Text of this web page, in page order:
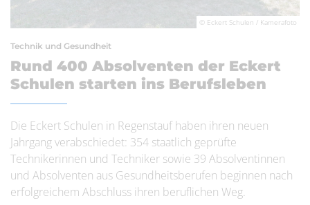
© Eckert Schulen / Kamerafoto
Technik und Gesundheit
Rund 400 Absolventen der Eckert
Schulen starten ins Berufsleben
Die Eckert Schulen in Regenstauf haben ihren neuen
Jahrgang verabschiedet: 354 staatlich geprüfte
Technikerinnen und Techniker sowie 39 Absolventinnen
und Absolventen aus Gesundheitsberufen beginnen nach
erfolgreichem Abschluss ihren beruflichen Weg.